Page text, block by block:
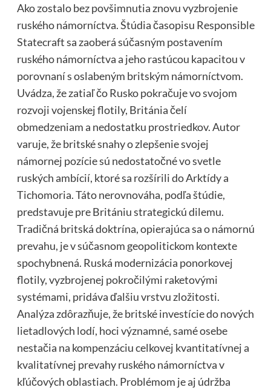
Ako zostalo bez povšimnutia znovu vyzbrojenie
ruského námorníctva. Štúdia časopisu Responsible
Statecraft sa zaoberá súčasným postavením
ruského námorníctva a jeho rastúcou kapacitou v
porovnaní s oslabeným britským námorníctvom.
Uvádza, že zatiaľ čo Rusko pokračuje vo svojom
rozvoji vojenskej flotily, Británia čelí
obmedzeniam a nedostatku prostriedkov. Autor
varuje, že britské snahy o zlepšenie svojej
námornej pozície sú nedostatočné vo svetle
ruských ambícií, ktoré sa rozšírili do Arktídy a
Tichomoria. Táto nerovnováha, podľa štúdie,
predstavuje pre Britániu strategickú dilemu.
Tradičná britská doktrína, opierajúca sa o námornú
prevahu, je v súčasnom geopolitickom kontexte
spochybnená. Ruská modernizácia ponorkovej
flotily, vyzbrojenej pokročilými raketovými
systémami, pridáva ďalšiu vrstvu zložitosti.
Analýza zdôrazňuje, že britské investície do nových
lietadlových lodí, hoci významné, samé osebe
nestačia na kompenzáciu celkovej kvantitatívnej a
kvalitatívnej prevahy ruského námorníctva v
kľúčových oblastiach. Problémom je aj údržba